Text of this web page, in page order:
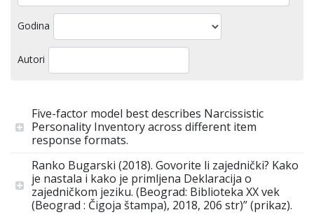
Godina
Autori
Five-factor model best describes Narcissistic
Personality Inventory across different item
response formats.
Ranko Bugarski (2018). Govorite li zajednički? Kako
je nastala i kako je primljena Deklaracija o
zajedničkom jeziku. (Beograd: Biblioteka XX vek
(Beograd : Čigoja štampa), 2018, 206 str)” (prikaz).